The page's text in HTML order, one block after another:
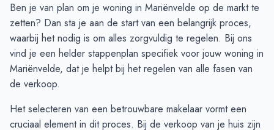
September
1
1
Oktober
1
November
1
2
December
3
2
Januari
Maart
1
1
April
2
2
Ben je van plan om je woning in Mariënvelde op de markt te
zetten? Dan sta je aan de start van een belangrijk proces,
waarbij het nodig is om alles zorgvuldig te regelen. Bij ons
vind je een helder stappenplan specifiek voor jouw woning in
Mariënvelde, dat je helpt bij het regelen van alle fasen van
de verkoop.
Het selecteren van een betrouwbare makelaar vormt een
cruciaal element in dit proces. Bij de verkoop van je huis zijn